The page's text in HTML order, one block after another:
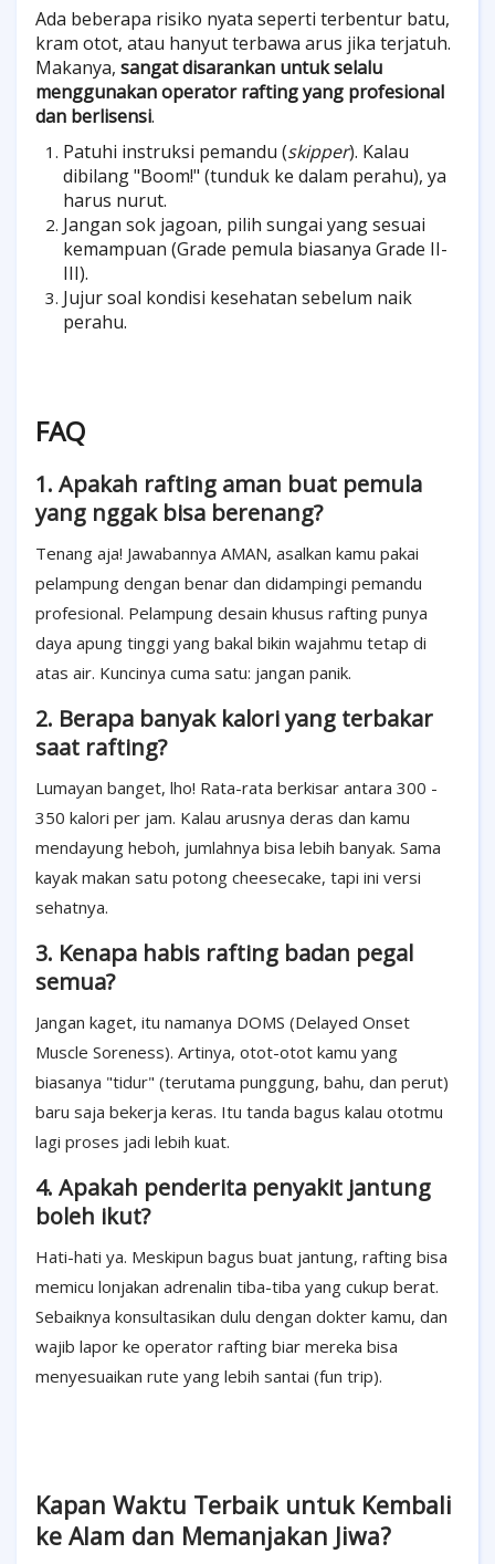
Ada beberapa risiko nyata seperti terbentur batu,
kram otot, atau hanyut terbawa arus jika terjatuh.
Makanya, sangat disarankan untuk selalu
menggunakan operator rafting yang profesional
dan berlisensi.
Patuhi instruksi pemandu (skipper). Kalau
dibilang "Boom!" (tunduk ke dalam perahu), ya
harus nurut.
Jangan sok jagoan, pilih sungai yang sesuai
kemampuan (Grade pemula biasanya Grade II-
III).
Jujur soal kondisi kesehatan sebelum naik
perahu.
FAQ
1. Apakah rafting aman buat pemula
yang nggak bisa berenang?
Tenang aja! Jawabannya AMAN, asalkan kamu pakai
pelampung dengan benar dan didampingi pemandu
profesional. Pelampung desain khusus rafting punya
daya apung tinggi yang bakal bikin wajahmu tetap di
atas air. Kuncinya cuma satu: jangan panik.
2. Berapa banyak kalori yang terbakar
saat rafting?
Lumayan banget, lho! Rata-rata berkisar antara 300 -
350 kalori per jam. Kalau arusnya deras dan kamu
mendayung heboh, jumlahnya bisa lebih banyak. Sama
kayak makan satu potong cheesecake, tapi ini versi
sehatnya.
3. Kenapa habis rafting badan pegal
semua?
Jangan kaget, itu namanya DOMS (Delayed Onset
Muscle Soreness). Artinya, otot-otot kamu yang
biasanya "tidur" (terutama punggung, bahu, dan perut)
baru saja bekerja keras. Itu tanda bagus kalau ototmu
lagi proses jadi lebih kuat.
4. Apakah penderita penyakit jantung
boleh ikut?
Hati-hati ya. Meskipun bagus buat jantung, rafting bisa
memicu lonjakan adrenalin tiba-tiba yang cukup berat.
Sebaiknya konsultasikan dulu dengan dokter kamu, dan
wajib lapor ke operator rafting biar mereka bisa
menyesuaikan rute yang lebih santai (fun trip).
Kapan Waktu Terbaik untuk Kembali
ke Alam dan Memanjakan Jiwa?